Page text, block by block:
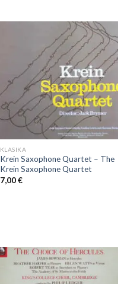
KLASIKA
Krein Saxophone Quartet ‎– The
Krein Saxophone Quartet
7,00€